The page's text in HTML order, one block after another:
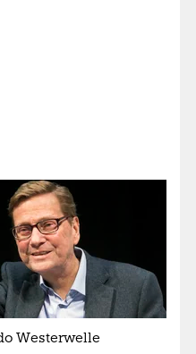
Westerwelle